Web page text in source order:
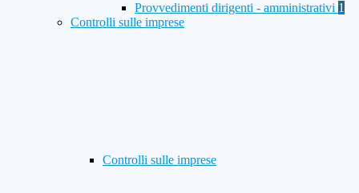
Provvedimenti dirigenti - amministrativi 1
Controlli sulle imprese
Controlli sulle imprese